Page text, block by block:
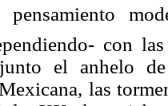
pensamiento
con
el anhelo
las